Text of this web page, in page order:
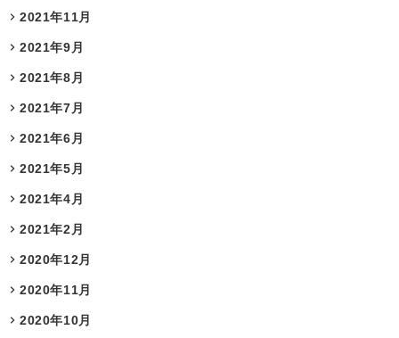
2021年11月
2021年9月
2021年8月
2021年7月
2021年6月
2021年5月
2021年4月
2021年2月
2020年12月
2020年11月
2020年10月